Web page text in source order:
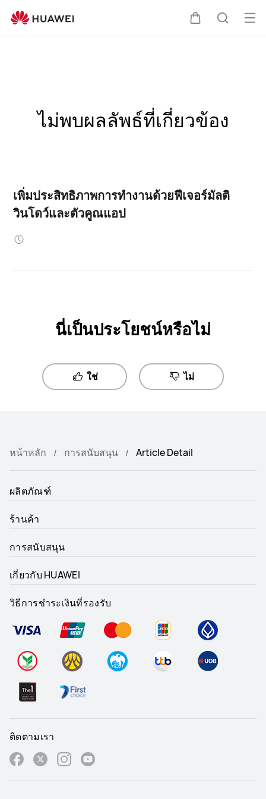
เปิด
ไม่พบผลลัพธ์ที่เกี่ยวข้อง
เพิ่มประสิทธิภาพการทำงานด้วยฟีเจอร์มัลติ
วินโดว์และตัวคูณแอป
นี่เป็นประโยชน์หรือไม่
ใช่ ไม่
หน้าหลัก การสนับสนุน Article Detail
ผลิตภัณฑ์
ร้านค้า
การสนับสนุน
เกี่ยวกับ HUAWEI
วิธีการชำระเงินที่รองรับ
ติดตามเรา